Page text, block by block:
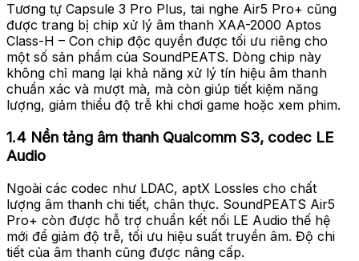
Tương tự Capsule 3 Pro Plus, tai nghe Air5 Pro+ cũng
được trang bị chip xử lý âm thanh XAA-2000 Aptos
Class-H – Con chip độc quyền được tối ưu riêng cho
một số sản phẩm của SoundPEATS. Dòng chip này
không chỉ mang lại khả năng xử lý tín hiệu âm thanh
chuẩn xác và mượt mà, mà còn giúp tiết kiệm năng
lượng, giảm thiểu độ trễ khi chơi game hoặc xem phim.
1.4 Nền tảng âm thanh Qualcomm S3, codec LE
Audio
Ngoài các codec như LDAC, aptX Lossles cho chất
lượng âm thanh chi tiết, chân thực. SoundPEATS Air5
Pro+ còn được hỗ trợ chuẩn kết nối LE Audio thế hệ
mới để giảm độ trễ, tối ưu hiệu suất truyền âm. Độ chi
tiết của âm thanh cũng được nâng cấp.